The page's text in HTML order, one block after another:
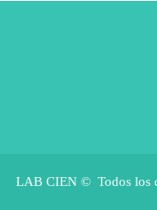
LAB CIEN © Todos los